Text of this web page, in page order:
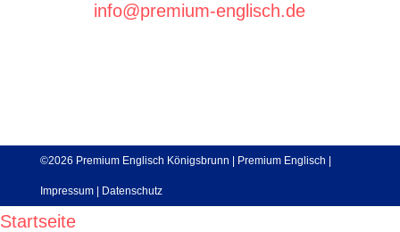
info@premium-englisch.de
©2026 Premium Englisch Königsbrunn | Premium Englisch
Impressum| Datenschutz
Startseite